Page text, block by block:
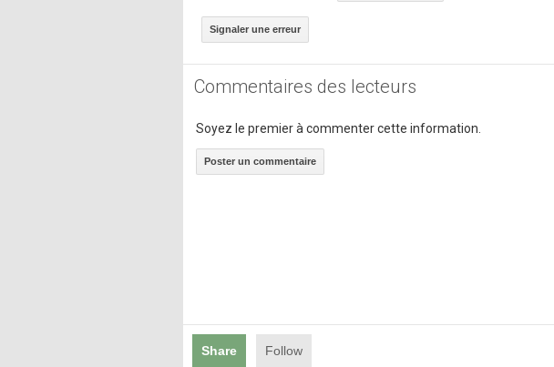
Signaler une erreur
Commentaires des lecteurs
Soyez le premier à commenter cette information.
Poster un commentaire
Share Follow